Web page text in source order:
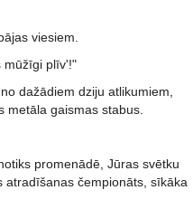
viesiem.
mūžīgi plīv'!"
dažādiem dziju atlikumiem,
gaismas stabus.
promenādē, Jūras svētku
atradīšanas čempionāts, sīkāka